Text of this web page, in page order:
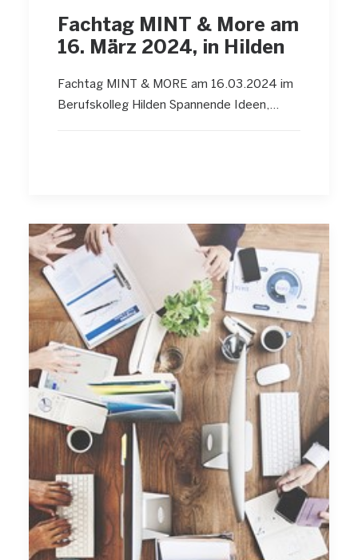
Fachtag MINT & More am
16. März 2024, in Hilden
Fachtag MINT & MORE am 16.03.2024 im
Berufskolleg Hilden Spannende Ideen,…